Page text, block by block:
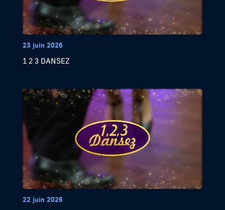
23 juin 2026
1 2 3 DANSEZ
22 juin 2026